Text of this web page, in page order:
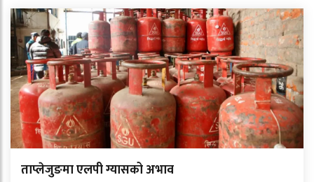
ताप्लेजुङमा एलपी ग्यासको अभाव